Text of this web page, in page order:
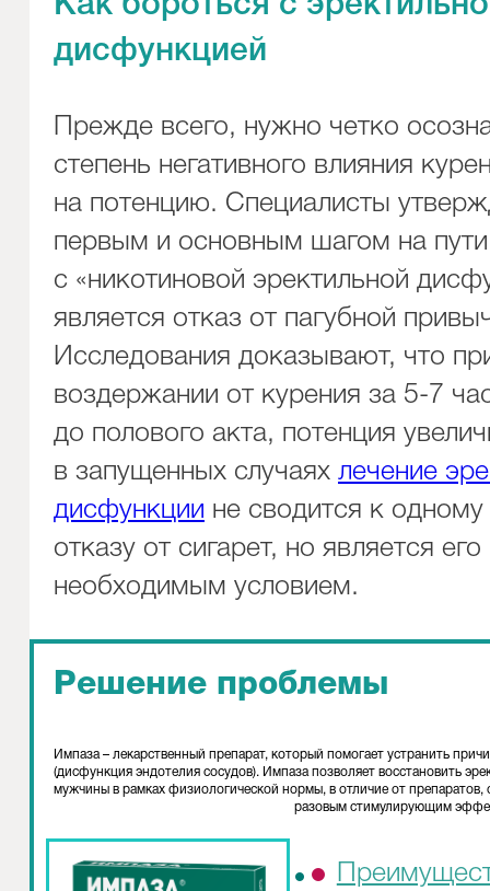
Как бороться с
дисфункцией
Прежде всего, нужно четко
степень негативного влияния
на потенцию. Специалисты
первым и основным шагом на
с «никотиновой эректильной
является отказ от пагубной
Исследования доказывают, что
воздержании от курения за 5-7
до полового акта, потенция
в запущенных случаях лечение
дисфункции не сводится к одному
отказу от сигарет, но является его
необходимым условием.
Решение проблемы
Импаза – лекарственный препарат, который помогает устранить
(дисфункция эндотелия сосудов). Импаза позволяет восстановить
мужчины в рамках физиологической нормы, в отличие от
разовым стимулирующим